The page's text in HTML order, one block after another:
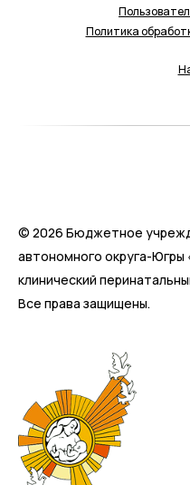
Политика
© 2026 Бюджетное
автономного округа-
клинический
Все права защищены.